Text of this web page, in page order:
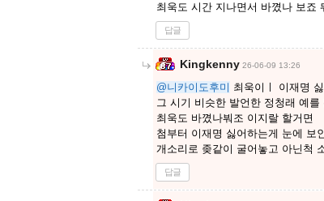
최욱도 시간 지나면서 바꼈나 보죠
답글
Kingkenny 26-06-09 13:26
@니카이도후미 최욱이ㅣ 이재명
그 시기 비슷한 발언한 정청래 예를
최욱도 바꼈나붜조 이지랄 할거면
첨부터 이재명 싫어하는게 눈에 보
개소리로 좆같이 굴어놓고 아닌척
답글